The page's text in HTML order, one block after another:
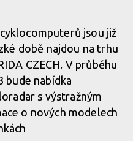
jsou již
době najdou na trhu
CZECH. V průběhu
nabídka
s výstražným
o nových modelech